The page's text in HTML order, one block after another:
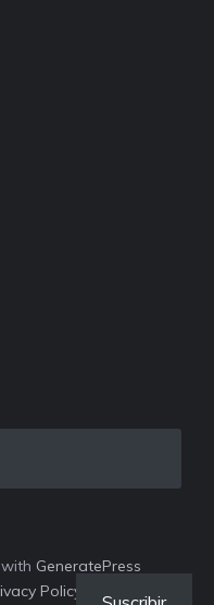
GeneratePress
Policy